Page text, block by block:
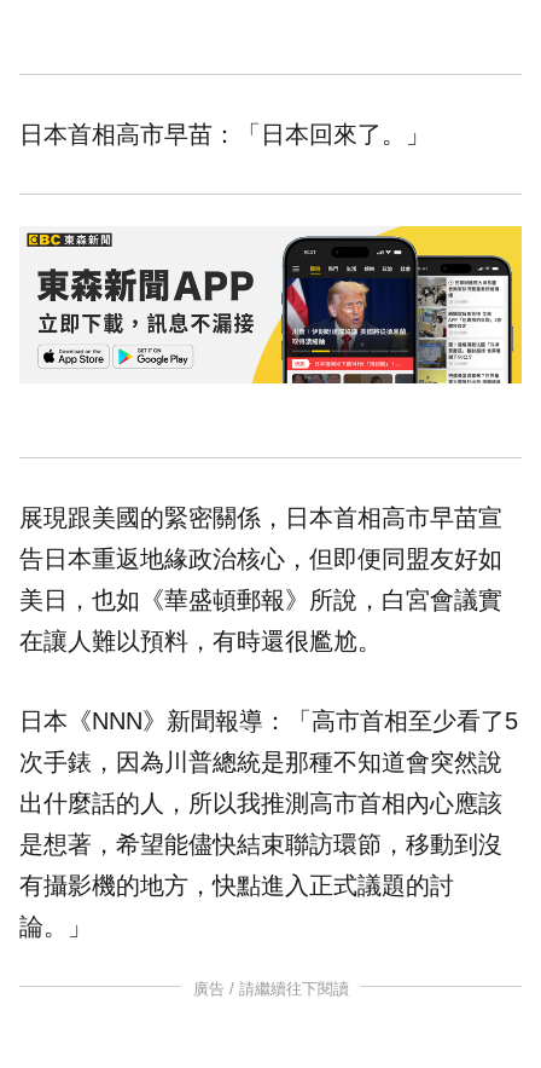
日本首相高市早苗：「日本回來了。」
展現跟美國的緊密關係，日本首相高市早苗宣
告日本重返地緣政治核心，但即便同盟友好如
美日，也如《華盛頓郵報》所說，白宮會議實
在讓人難以預料，有時還很尷尬。
日本《NNN》新聞報導：「高市首相至少看了5
次手錶，因為川普總統是那種不知道會突然說
出什麼話的人，所以我推測高市首相內心應該
是想著，希望能儘快結束聯訪環節，移動到沒
有攝影機的地方，快點進入正式議題的討
論。」
廣告 / 請繼續往下閱讀